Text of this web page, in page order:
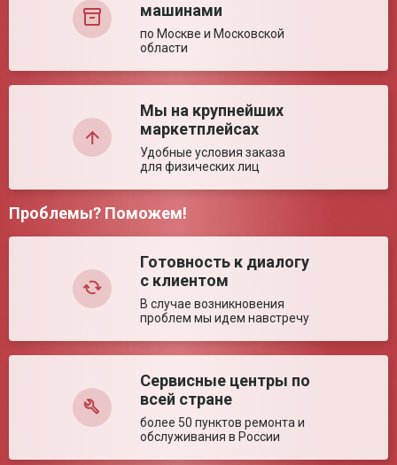
поручнями (± 5%)
Количество уровней
регулировки высоты
8 уровней
пользователя
Ключевые преимущества
Особенности
Двухуровневая конструкция помогает
вставать; Легко сложить или разобрать для
перевозки или хранения
2022/18276
Недостатки:
Оставить отзыв
машинами
по Москве и Московской
области
Мы на крупнейших
маркетплейсах
Удобные условия заказа
для физических лиц
Проблемы? Поможем!
Готовность к диалогу
с клиентом
В случае возникновения
проблем мы идем навстречу
Сервисные центры по
всей стране
более 50 пунктов ремонта и
обслуживания в России